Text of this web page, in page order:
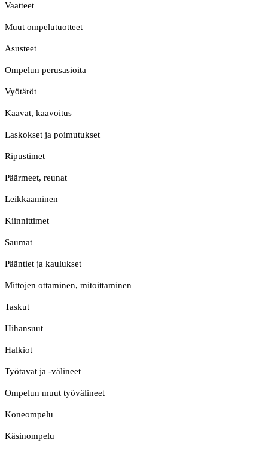
Vaatteet
Muut ompelutuotteet
Asusteet
Ompelun perusasioita
Vyötäröt
Kaavat, kaavoitus
Laskokset ja poimutukset
Ripustimet
Päärmeet, reunat
Leikkaaminen
Kiinnittimet
Saumat
Pääntiet ja kaulukset
Mittojen ottaminen, mitoittaminen
Taskut
Hihansuut
Halkiot
Työtavat ja -välineet
Ompelun muut työvälineet
Koneompelu
Käsinompelu